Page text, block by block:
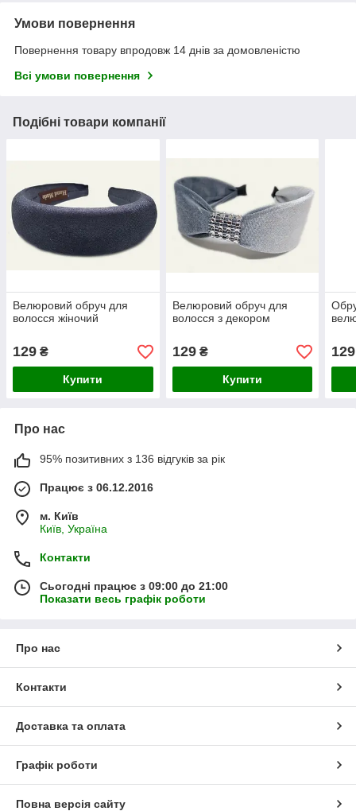
Умови повернення
Повернення товару впродовж 14 днів за домовленістю
Всі умови повернення
Подібні товари компанії
Велюровий обруч для
волосся жіночий
129 ₴
Купити
Велюровий обруч для
волосся з декором
129₴
Купити
129
Про нас
95% позитивних з 136 відгуків за рік
Працює з 06.12.2016
м. Київ
Київ, Україна
Контакти
Сьогодні працює з 09:00 до 21:00
Показати весь графік роботи
Про нас
Контакти
Доставка та оплата
Графік роботи
Повна версія сайту